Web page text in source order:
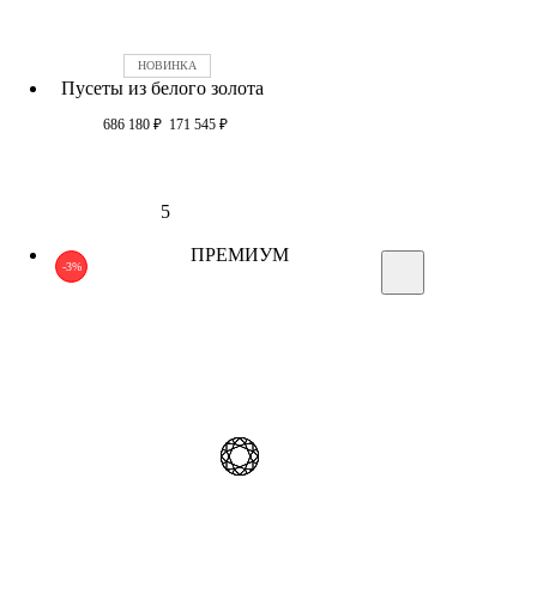
Пусеты из белого золота
686 180 ₽ 171 545 ₽
5
-3%
ПРЕМИУМ